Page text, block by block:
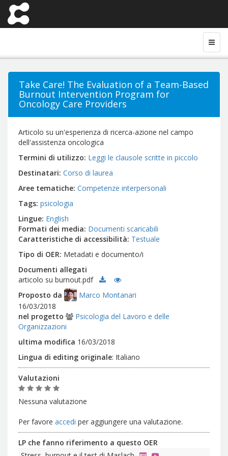
Take Care! The Evaluation of a Team-Based
Burnout Intervention Program for
Oncology Care Providers
Articolo su un'esperienza di ricerca-azione nel campo
dell'assistenza oncologica
Termini di utilizzo Leggi le clausole scritte in piccolo
Destinatari Corso di laurea
Aree tematiche Competenze interpersonali
Tags psicologia
Lingue English
Formati dei media Documenti scaricabili
Caratteristiche di accessibilità Testuale
Tipo di OER Metadati e documento/i
Documenti allegati
articolo su burnout.pdf
Proposto da
Marco Montanari
16/03/2018
nel progetto
Psicologia del Lavoro e delle
Organizzazioni
ultima modifica 16/03/2018
Lingua di editing originale: Italiano
Valutazioni
Nessuna valutazione
Per favore accedi per aggiungere una valutazione.
LP che fanno riferimento a questo OER